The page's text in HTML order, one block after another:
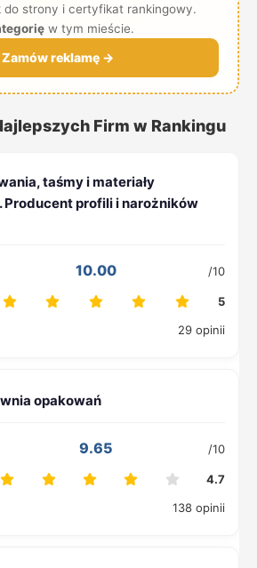
do strony i certyfikat rankingowy.
w tym mieście.
Zamów reklamę →
Firm w Rankingu
10.00 /10
5
29 opinii
9.65 /10
4.7
138 opinii